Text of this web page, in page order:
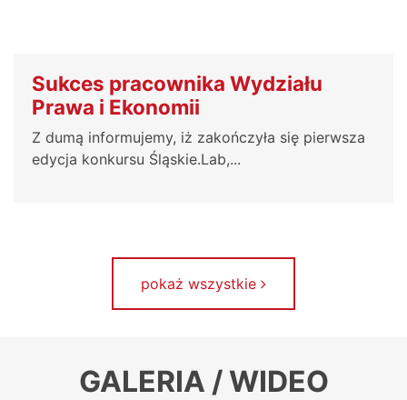
Sukces pracownika Wydziału
Prawa i Ekonomii
Z dumą informujemy, iż zakończyła się pierwsza
edycja konkursu Śląskie.Lab,...
pokaż wszystkie
GALERIA / WIDEO